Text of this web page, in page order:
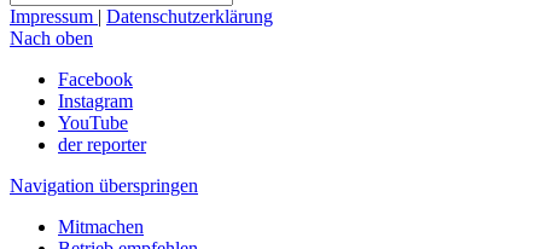
Impressum | Datenschutzerklärung
Nach oben
Facebook
Instagram
YouTube
der reporter
Navigation überspringen
Mitmachen